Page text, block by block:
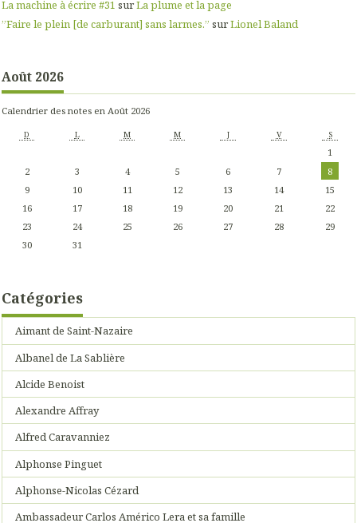
La machine à écrire #31 surLa plume et la page
”Faire le plein [de carburant] sans larmes.” surLionel Baland
Août 2026
Calendrier des notes en Août 2026
D L M M J V S
1
2
3 4 5 6 7
8
9
10 11 12 13 14
15
16
17 18 19 20 21
22
23
24 25 26 27 28
29
30
31
Catégories
Aimant de Saint-Nazaire
Albanel de La Sablière
Alcide Benoist
Alexandre Affray
Alfred Caravanniez
Alphonse Pinguet
Alphonse-Nicolas Cézard
Ambassadeur Carlos Américo Lera et sa famille